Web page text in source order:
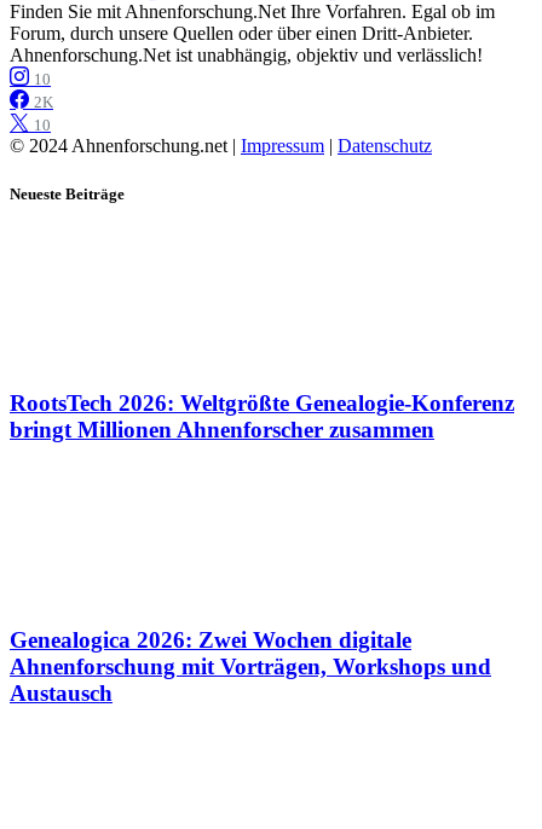
Finden Sie mit Ahnenforschung.Net Ihre Vorfahren. Egal ob im
Forum, durch unsere Quellen oder über einen Dritt-Anbieter.
Ahnenforschung.Net ist unabhängig, objektiv und verlässlich!
10
2K
10
© 2024 Ahnenforschung.net | Impressum | Datenschutz
Neueste Beiträge
RootsTech 2026: Weltgrößte Genealogie-Konferenz
bringt Millionen Ahnenforscher zusammen
Genealogica 2026: Zwei Wochen digitale
Ahnenforschung mit Vorträgen, Workshops und
Austausch